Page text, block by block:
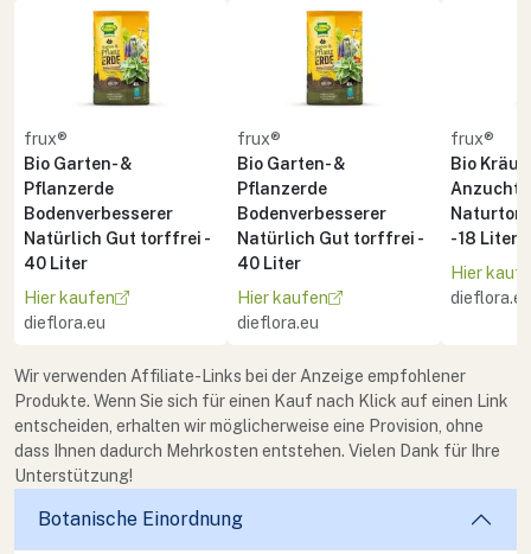
frux®
Bio Garten- &
Pflanzerde
Bodenverbesserer
Natürlich Gut torffrei -
40 Liter
Hier kaufen
dieflora.eu
frux®
Bio Garten- &
Pflanzerde
Bodenverbesserer
Natürlich Gut torffrei -
40 Liter
Hier kaufen
dieflora.eu
frux®
Bio
Naturton
- 18 Liter
Hier
dieflora.eu
Wir verwenden Affiliate-Links bei der Anzeige empfohlener
Produkte. Wenn Sie sich für einen Kauf nach Klick auf einen Link
entscheiden, erhalten wir möglicherweise eine Provision, ohne
dass Ihnen dadurch Mehrkosten entstehen. Vielen Dank für Ihre
Unterstützung!
Botanische Einordnung